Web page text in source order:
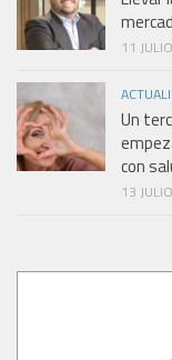
11
Un
con
13